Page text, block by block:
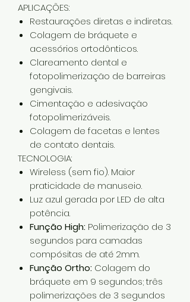
APLICAÇÕES:
Restaurações diretas e indiretas.
Colagem de bráquete e
acessórios ortodônticos.
Clareamento dental e
fotopolimerização de barreiras
gengivais.
Cimentação e adesivação
fotopolimerizáveis.
Colagem de facetas e lentes
de contato dentais.
TECNOLOGIA:
Wireless (sem fio). Maior
praticidade de manuseio.
Luz azul gerada por LED de alta
potência.
Função High: Polimerização de 3
segundos para camadas
compósitas de até 2mm.
Função Ortho: Colagem do
bráquete em 9 segundos; três
polimerizações de 3 segundos